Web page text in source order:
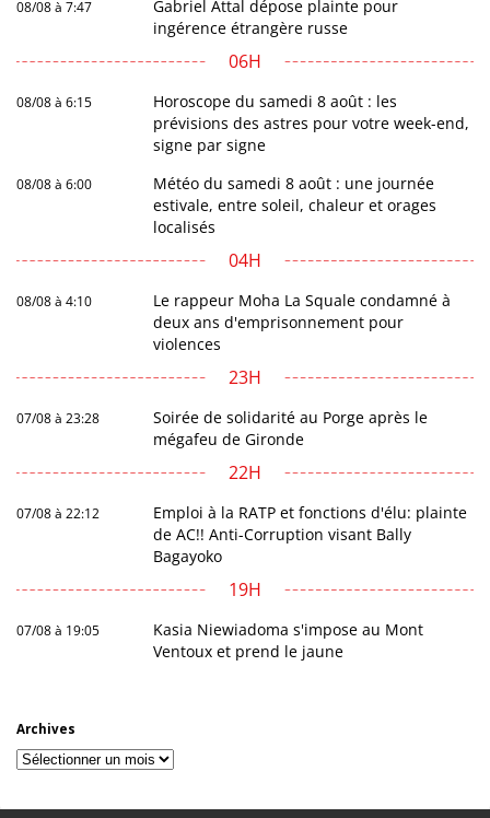
08/08 à 7:47
Gabriel Attal dépose plainte pour
ingérence étrangère russe
06H
08/08 à 6:15
Horoscope du samedi 8 août : les
prévisions des astres pour votre week-end,
signe par signe
08/08 à 6:00
Météo du samedi 8 août : une journée
estivale, entre soleil, chaleur et orages
localisés
04H
08/08 à 4:10
Le rappeur Moha La Squale condamné à
deux ans d'emprisonnement pour
violences
23H
07/08 à 23:28
Soirée de solidarité au Porge après le
mégafeu de Gironde
22H
07/08 à 22:12
Emploi à la RATP et fonctions d'élu: plainte
de AC!! Anti-Corruption visant Bally
Bagayoko
19H
07/08 à 19:05
Kasia Niewiadoma s'impose au Mont
Ventoux et prend le jaune
Archives
Archives